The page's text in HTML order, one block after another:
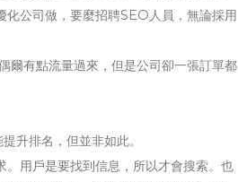
化公司做，要麼招聘SEO人員，無論採用
爾有點流量過來，但是公司卻一張訂單都
升排名，但並非如此。
。用戶是要找到信息，所以才會搜索。也